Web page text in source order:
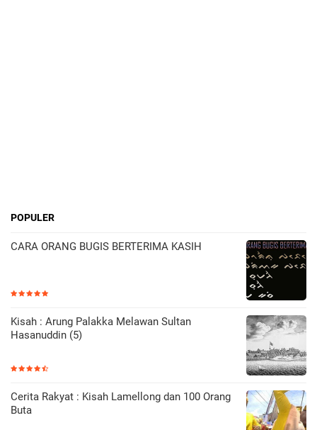
POPULER
CARA ORANG BUGIS BERTERIMA KASIH
Kisah : Arung Palakka Melawan Sultan
Hasanuddin (5)
Cerita Rakyat : Kisah Lamellong dan 100 Orang
Buta